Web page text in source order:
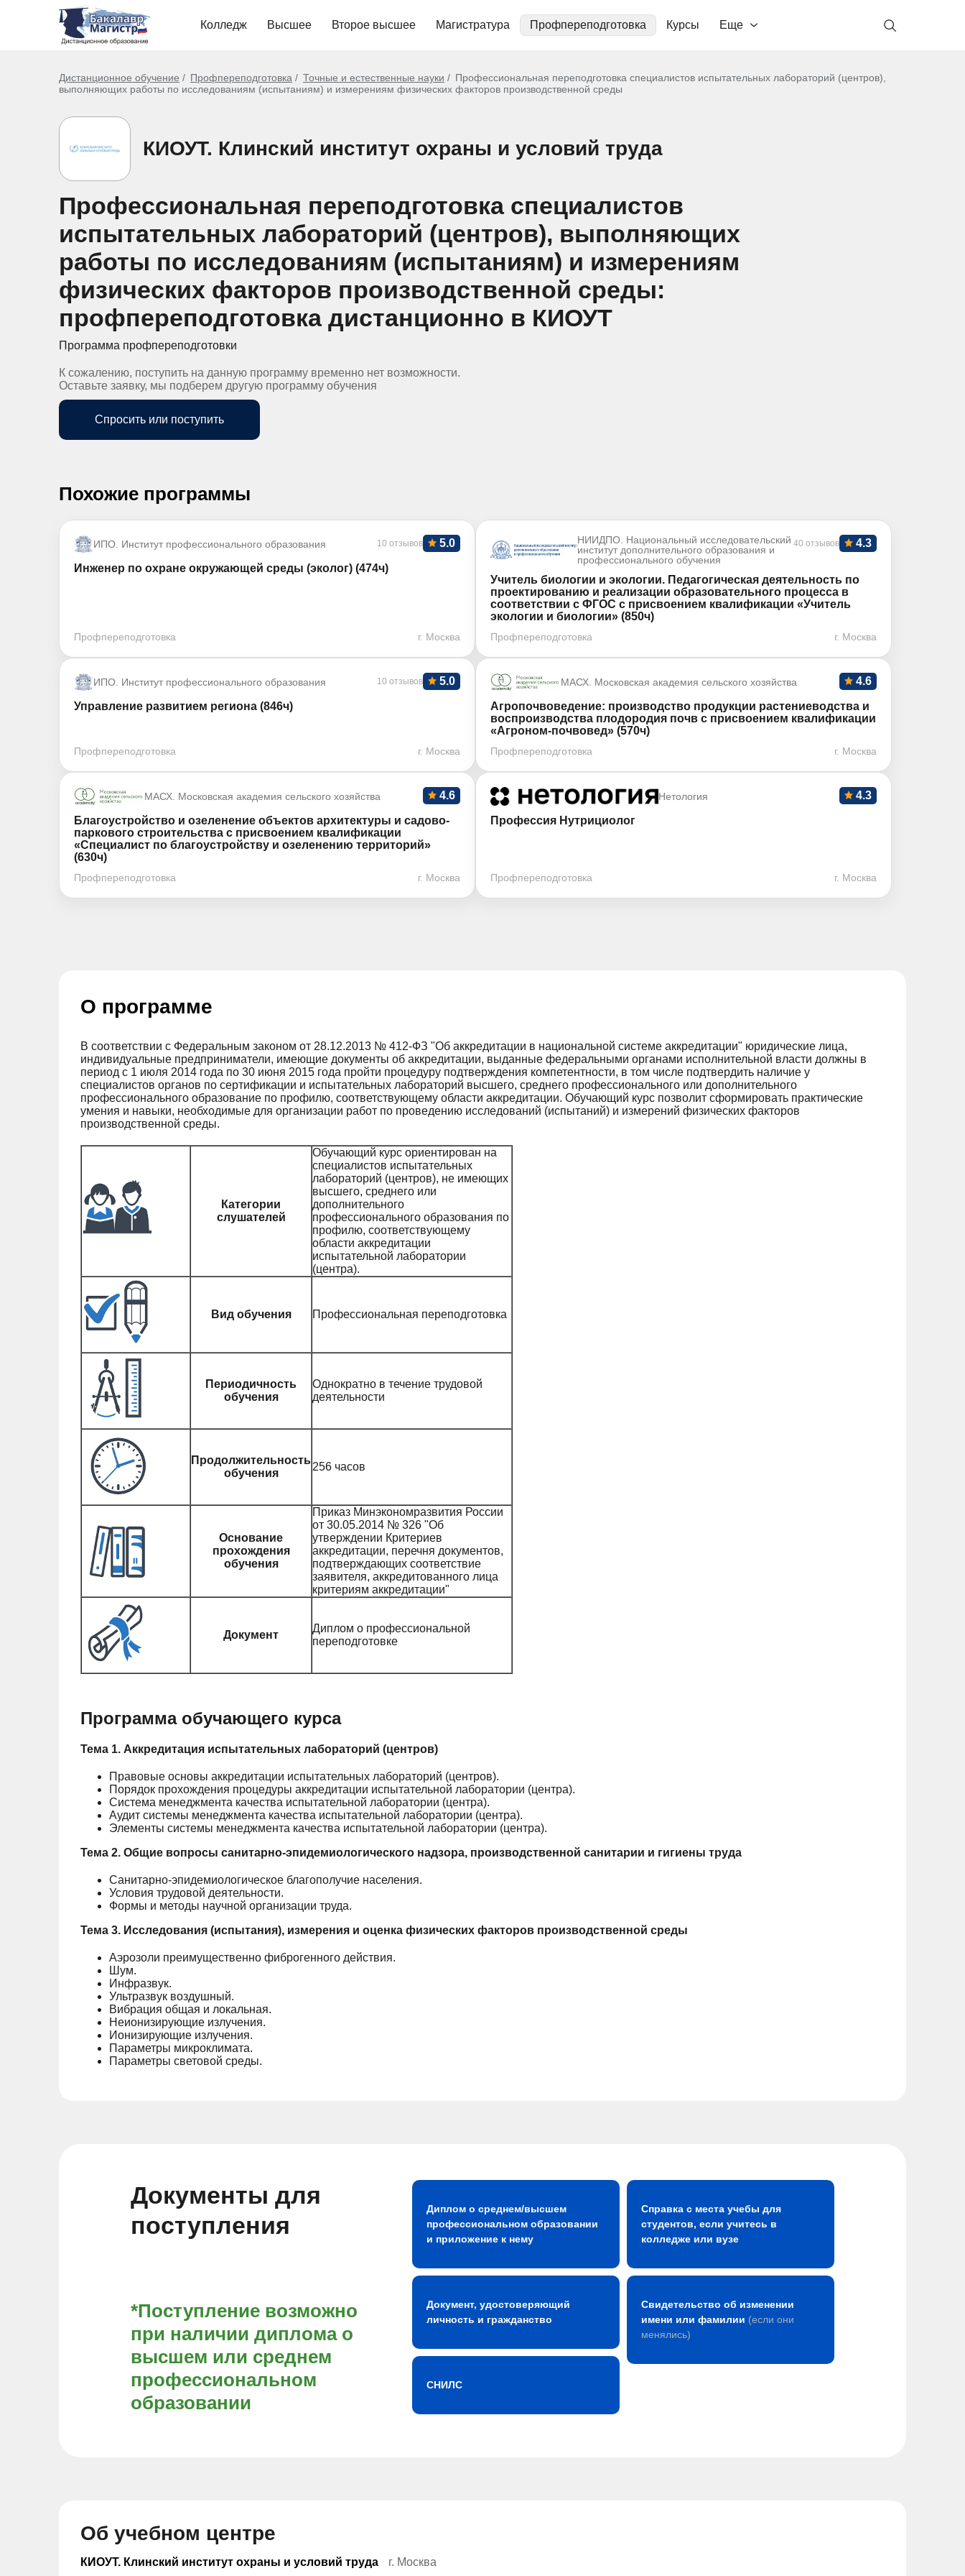
Колледж Высшее Второе высшее Магистратура Профпереподготовка Курсы Еще
Дистанционное обучение Профпереподготовка Точные и естественные науки
Профессиональная переподготовка специалистов испытательных лабораторий (центров),
выполняющих работы по исследованиям (испытаниям) и измерениям физических факторов производственной среды
КИОУТ. Клинский институт охраны и условий труда
Профессиональная переподготовка специалистов
испытательных лабораторий (центров), выполняющих
работы по исследованиям (испытаниям) и измерениям
физических факторов производственной среды:
профпереподготовка дистанционно в КИОУТ
Программа профпереподготовки
К сожалению, поступить на данную программу временно нет возможности.
Оставьте заявку, мы подберем другую программу обучения
Спросить или поступить
Похожие программы
ИПО. Институт профессионального образования 10 отзывов 5.0
Инженер по охране окружающей среды (эколог) (474ч)
Профпереподготовка г. Москва
НИИДПО. Национальный исследовательский
институт дополнительного образования и
профессионального обучения
40 отзывов 4.3
Учитель биологии и экологии. Педагогическая деятельность по
проектированию и реализации образовательного процесса в
соответствии с ФГОС с присвоением квалификации «Учитель
экологии и биологии» (850ч)
Профпереподготовка г. Москва
ИПО. Институт профессионального образования 10 отзывов 5.0
Управление развитием региона (846ч)
Профпереподготовка г. Москва
МАСХ. Московская академия сельского хозяйства 4.6
Агропочвоведение: производство продукции растениеводства и
воспроизводства плодородия почв с присвоением квалификации
«Агроном-почвовед» (570ч)
Профпереподготовка г. Москва
МАСХ. Московская академия сельского хозяйства 4.6
Благоустройство и озеленение объектов архитектуры и садово-
паркового строительства с присвоением квалификации
«Специалист по благоустройству и озеленению территорий»
(630ч)
Профпереподготовка г. Москва
Нетология 4.3
Профессия Нутрициолог
Профпереподготовка г. Москва
О программе
В соответствии с Федеральным законом от 28.12.2013 № 412-ФЗ "Об аккредитации в национальной системе аккредитации" юридические лица,
индивидуальные предприниматели, имеющие документы об аккредитации, выданные федеральными органами исполнительной власти должны в
период с 1 июля 2014 года по 30 июня 2015 года пройти процедуру подтверждения компетентности, в том числе подтвердить наличие у
специалистов органов по сертификации и испытательных лабораторий высшего, среднего профессионального или дополнительного
профессионального образование по профилю, соответствующему области аккредитации. Обучающий курс позволит сформировать практические
умения и навыки, необходимые для организации работ по проведению исследований (испытаний) и измерений физических факторов
производственной среды.
Категории
слушателей
Обучающий курс ориентирован на
специалистов испытательных
лабораторий (центров), не имеющих
высшего, среднего или
дополнительного
профессионального образования по
профилю, соответствующему
области аккредитации
испытательной лаборатории
(центра).
Вид обучения Профессиональная переподготовка
Периодичность
обучения
Однократно в течение трудовой
деятельности
Продолжительность
обучения
256 часов
Основание
прохождения
обучения
Приказ Минэкономразвития России
от 30.05.2014 № 326 "Об
утверждении Критериев
аккредитации, перечня документов,
подтверждающих соответствие
заявителя, аккредитованного лица
критериям аккредитации"
Документ
Диплом о профессиональной
переподготовке
Программа обучающего курса
Тема 1. Аккредитация испытательных лабораторий (центров)
Правовые основы аккредитации испытательных лабораторий (центров).
Порядок прохождения процедуры аккредитации испытательной лаборатории (центра).
Система менеджмента качества испытательной лаборатории (центра).
Аудит системы менеджмента качества испытательной лаборатории (центра).
Элементы системы менеджмента качества испытательной лаборатории (центра).
Тема 2. Общие вопросы санитарно-эпидемиологического надзора, производственной санитарии и гигиены труда
Санитарно-эпидемиологическое благополучие населения.
Условия трудовой деятельности.
Формы и методы научной организации труда.
Тема 3. Исследования (испытания), измерения и оценка физических факторов производственной среды
Аэрозоли преимущественно фиброгенного действия.
Шум.
Инфразвук.
Ультразвук воздушный.
Вибрация общая и локальная.
Неионизирующие излучения.
Ионизирующие излучения.
Параметры микроклимата.
Параметры световой среды.
Документы для
поступления
*Поступление возможно
при наличии диплома о
высшем или среднем
профессиональном
образовании
Диплом о среднем/высшем
профессиональном образовании
и приложение к нему
Документ, удостоверяющий
личность и гражданство
СНИЛС
Справка с места учебы для
студентов, если учитесь в
колледже или вузе
Свидетельство об изменении
имени или фамилии (если они
менялись)
Об учебном центре
КИОУТ. Клинский институт охраны и условий труда г. Москва